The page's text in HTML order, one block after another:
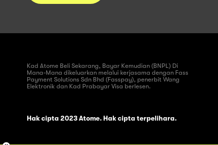
Kad Atome Beli Sekarang, Bayar Kemudian (BNPL) Di
Mana-Mana dikeluarkan melalui kerjasama dengan Fass
Payment Solutions Sdn Bhd (Fasspay), penerbit Wang
Elektronik dan Kad Prabayar Visa berlesen.
Hak cipta 2023 Atome. Hak cipta terpelihara.